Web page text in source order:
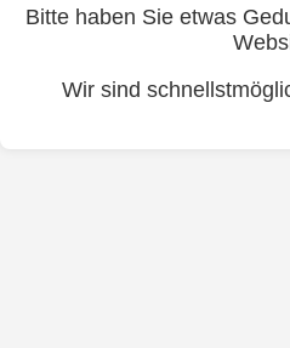
Bitte haben Sie etwas
Wir sind